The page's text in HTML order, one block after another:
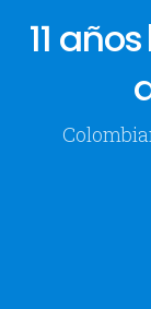
11 años